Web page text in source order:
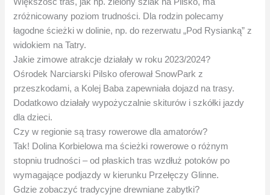
Większość tras, jak np. zielony szlak na Pilsko, ma
zróżnicowany poziom trudności. Dla rodzin polecamy
łagodne ścieżki w dolinie, np. do rezerwatu „Pod Rysianką” z
widokiem na Tatry.
Jakie zimowe atrakcje działały w roku 2023/2024?
Ośrodek Narciarski Pilsko oferował SnowPark z
przeszkodami, a Kolej Baba zapewniała dojazd na trasy.
Dodatkowo działały wypożyczalnie skiturów i szkółki jazdy
dla dzieci.
Czy w regionie są trasy rowerowe dla amatorów?
Tak! Dolina Korbielowa ma ścieżki rowerowe o różnym
stopniu trudności – od płaskich tras wzdłuż potoków po
wymagające podjazdy w kierunku Przełęczy Glinne.
Gdzie zobaczyć tradycyjne drewniane zabytki?